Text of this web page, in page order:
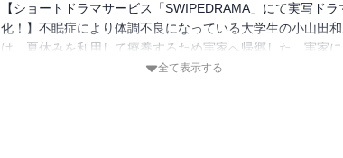
【ショートドラマサービス「SWIPEDRAMA」にて実写ドラ
化！】不眠症により体調不良になっている大学生の小山田
は、夏休みを利用して療養するため実家へ帰郷した。実家に
と、居るはずの祖父母の姿が見えない。違和感を感じた和宏
全て表示する